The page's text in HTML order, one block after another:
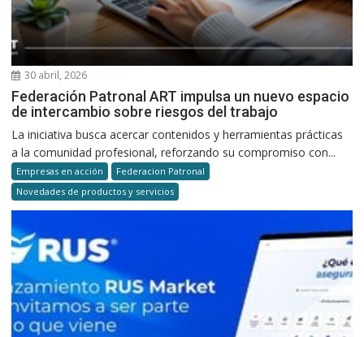
30 abril, 2026
Federación Patronal ART impulsa un nuevo espacio
de intercambio sobre riesgos del trabajo
La iniciativa busca acercar contenidos y herramientas prácticas
a la comunidad profesional, reforzando su compromiso con...
Empresas en acción
Federacion Patronal
Novedades de productos y servicios